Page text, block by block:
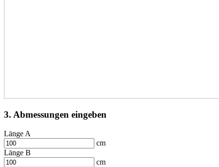
3. Abmessungen eingeben
Länge A
cm
Länge B
cm